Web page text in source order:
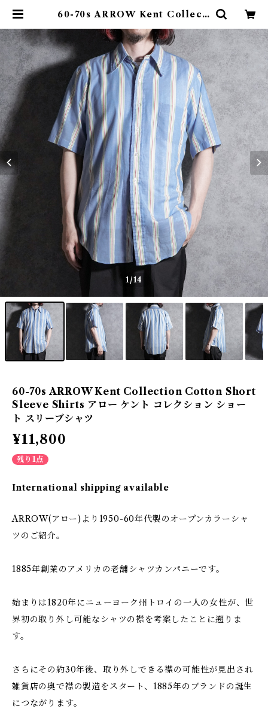
60-70s ARROW Kent Collecti
ート スリーブシャツ | mark & co
llars (マークアンドカラーズ)
1/14
60-70s ARROW Kent Collection Cotton Short
Sleeve Shirts アロー ケント コレクション ショー
ト スリーブシャツ
¥11,800
残り1点
International shipping available
ARROW(アロー)より1950-60年代製のオープンカラーシャ
ツのご紹介。
1885年創業のアメリカの老舗シャツカンパニーです。
始まりは1820年にニューヨーク州トロイの一人の女性が、世
界初の取り外し可能なシャツの襟を考案したことに遡りま
す。
さらにその約30年後、取り外しできる襟の可能性が見出され
雑貨店の奥で襟の製造をスタート、1885年のブランドの誕生
につながります。